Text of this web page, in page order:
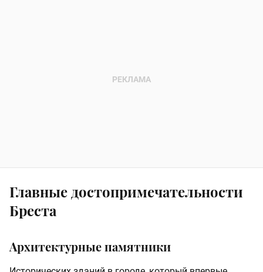
Главные достопримечательности
Бреста
Архитектурные памятники